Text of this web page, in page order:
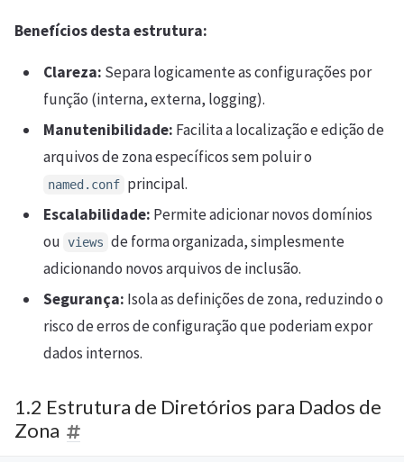
Benefícios desta estrutura:
Clareza: Separa logicamente as configurações por
função (interna, externa, logging).
Manutenibilidade: Facilita a localização e edição de
arquivos de zona específicos sem poluir o
named.conf principal.
Escalabilidade: Permite adicionar novos domínios
ou views de forma organizada, simplesmente
adicionando novos arquivos de inclusão.
Segurança: Isola as definições de zona, reduzindo o
risco de erros de configuração que poderiam expor
dados internos.
1.2 Estrutura de Diretórios para Dados de
Zona